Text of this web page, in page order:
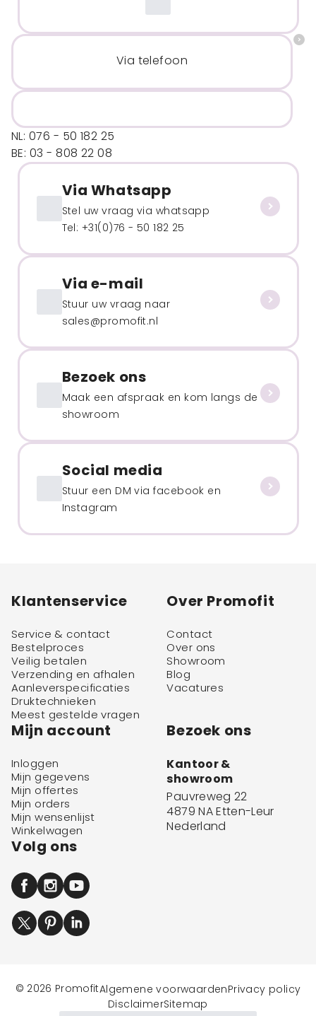
Via telefoon
NL: 076 - 50 182 25
BE: 03 - 808 22 08
Via Whatsapp
Stel uw vraag via whatsapp
Tel: +31(0)76 - 50 182 25
Via e-mail
Stuur uw vraag naar
sales@promofit.nl
Bezoek ons
Maak een afspraak en kom langs de
showroom
Social media
Stuur een DM via facebook en
Instagram
Klantenservice
Service & contact
Bestelproces
Veilig betalen
Verzending en afhalen
Aanleverspecificaties
Druktechnieken
Meest gestelde vragen
Over Promofit
Contact
Over ons
Showroom
Blog
Vacatures
Mijn account
Inloggen
Mijn gegevens
Mijn offertes
Mijn orders
Mijn wensenlijst
Winkelwagen
Bezoek ons
Kantoor &
showroom
Pauvreweg 22
4879 NA Etten-Leur
Nederland
Volg ons
© 2026 PromofitAlgemene voorwaardenPrivacy policy
DisclaimerSitemap